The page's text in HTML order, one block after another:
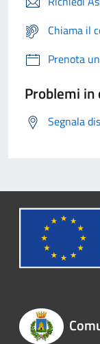
Chiama il
Prenota
Problemi
Segnala